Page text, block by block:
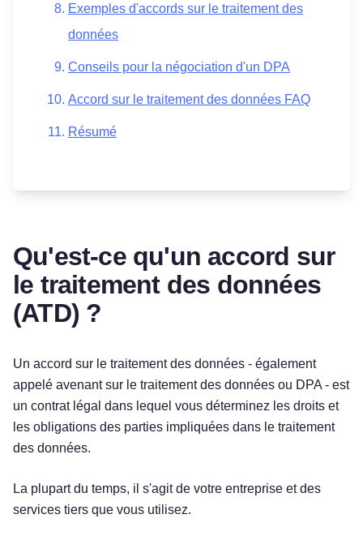
Exemples d'accords sur le traitement des
données
Conseils pour la négociation d'un DPA
Accord sur le traitement des données FAQ
Résumé
Qu'est-ce qu'un accord sur
le traitement des données
(ATD) ?
Un accord sur le traitement des données - également
appelé avenant sur le traitement des données ou DPA - est
un contrat légal dans lequel vous déterminez les droits et
les obligations des parties impliquées dans le traitement
des données.
La plupart du temps, il s'agit de votre entreprise et des
services tiers que vous utilisez.